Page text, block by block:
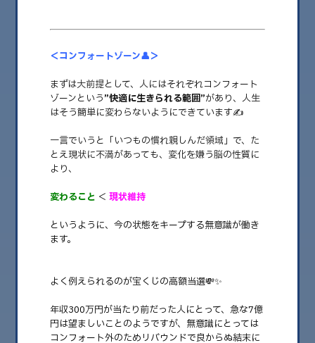
2026.08
2026.07
2026.06
2026.04
2026.03
2026.02
2026.01
2025.11
2025.10
2025.09
＜コンフォートゾーン👤＞
まずは大前提として、人にはそれぞれコンフォート
ゾーンという”快適に生きられる範囲”があり、人生
はそう簡単に変わらないようにできています✍️
一言でいうと「いつもの慣れ親しんだ領域」で、た
とえ現状に不満があっても、変化を嫌う脳の性質に
より、
変わること ＜現状維持
というように、今の状態をキープする無意識が働き
ます。
よく例えられるのが宝くじの高額当選💸✨
年収300万円が当たり前だった人にとって、急な7億
円は望ましいことのようですが、無意識にとっては
コンフォート外のためリバウンドで良からぬ結末に